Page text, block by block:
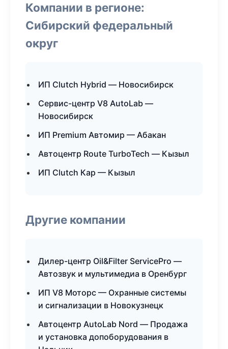
Компании в регионе:
Сибирский федеральный
округ
ИП Clutch Hybrid — Новосибирск
Сервис-центр V8 AutoLab —
Новосибирск
ИП Premium Автомир — Абакан
Автоцентр Route TurboTech — Кызыл
ИП Clutch Кар — Кызыл
Другие компании
Дилер-центр Oil&Filter ServicePro —
Автозвук и мультимедиа в Оренбург
ИП V8 Моторс — Охранные системы
и сигнализации в Новокузнецк
Автоцентр AutoLab Nord — Продажа
и установка допоборудования в